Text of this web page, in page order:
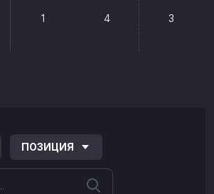
1 4 3
ПОЗИЦИЯ